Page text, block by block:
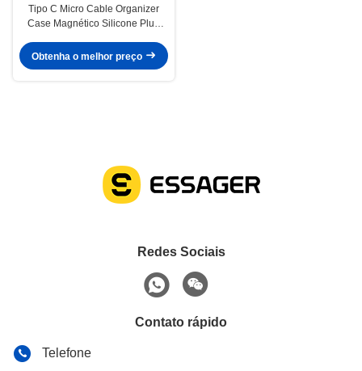
Tipo C Micro Cable Organizer
Case Magnético Silicone Plug
Obtenha o melhor preço
Redes Sociais
Contato rápido
Telefone